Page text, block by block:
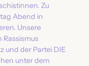
Zu
Abend in
Unsere
und der Partei DIE
unter dem